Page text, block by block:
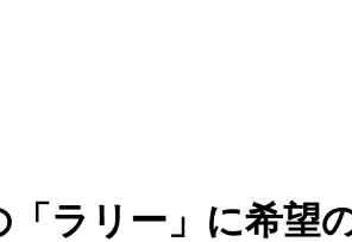
「ラリー」に希望